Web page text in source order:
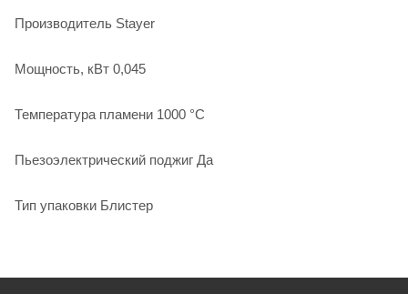
Производитель Stayer
Мощность, кВт 0,045
Температура пламени 1000 °С
Пьезоэлектрический поджиг Да
Тип упаковки Блистер